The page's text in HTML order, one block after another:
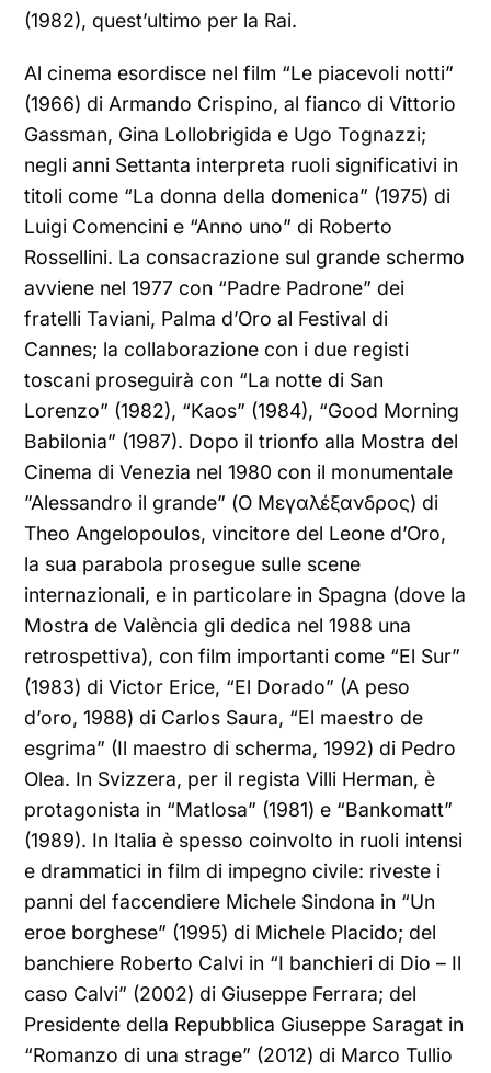
(1982), quest’ultimo per la Rai.
Al cinema esordisce nel film “Le piacevoli notti”
(1966) di Armando Crispino, al fianco di Vittorio
Gassman, Gina Lollobrigida e Ugo Tognazzi;
negli anni Settanta interpreta ruoli significativi in
titoli come “La donna della domenica” (1975) di
Luigi Comencini e “Anno uno” di Roberto
Rossellini. La consacrazione sul grande schermo
avviene nel 1977 con “Padre Padrone” dei
fratelli Taviani, Palma d’Oro al Festival di
Cannes; la collaborazione con i due registi
toscani proseguirà con “La notte di San
Lorenzo” (1982), “Kaos” (1984), “Good Morning
Babilonia” (1987). Dopo il trionfo alla Mostra del
Cinema di Venezia nel 1980 con il monumentale
”Alessandro il grande” (Ο Μεγαλέξανδρος) di
Theo Angelopoulos, vincitore del Leone d’Oro,
la sua parabola prosegue sulle scene
internazionali, e in particolare in Spagna (dove la
Mostra de València gli dedica nel 1988 una
retrospettiva), con film importanti come “El Sur”
(1983) di Victor Erice, “El Dorado” (A peso
d’oro, 1988) di Carlos Saura, “El maestro de
esgrima” (Il maestro di scherma, 1992) di Pedro
Olea. In Svizzera, per il regista Villi Herman, è
protagonista in “Matlosa” (1981) e “Bankomatt”
(1989). In Italia è spesso coinvolto in ruoli intensi
e drammatici in film di impegno civile: riveste i
panni del faccendiere Michele Sindona in “Un
eroe borghese” (1995) di Michele Placido; del
banchiere Roberto Calvi in “I banchieri di Dio – Il
caso Calvi” (2002) di Giuseppe Ferrara; del
Presidente della Repubblica Giuseppe Saragat in
“Romanzo di una strage” (2012) di Marco Tullio